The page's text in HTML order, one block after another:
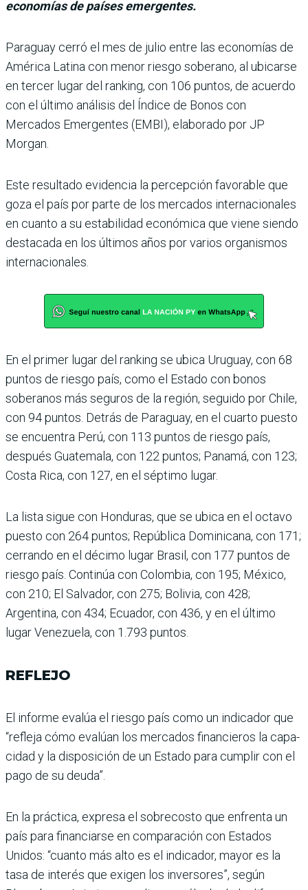
economías de países emergentes.
Paraguay cerró el mes de julio entre las eco­nomías de
América Latina con menor riesgo soberano, al ubicarse
en ter­cer lugar del ranking, con 106 puntos, de acuerdo
con el último análisis del Índice de Bonos con
Mercados Emer­gentes (EMBI), elaborado por JP
Morgan.
Este resultado evidencia la percepción favorable que
goza el país por parte de los mercados internacionales
en cuanto a su estabilidad económica que viene siendo
destacada en los últimos años por varios organismos
inter­nacionales.
En el primer lugar del ran­king se ubica Uruguay, con 68
puntos de riesgo país, como el Estado con bonos
soberanos más seguros de la región, seguido por Chile,
con 94 puntos. Detrás de Para­guay, en el cuarto puesto
se encuentra Perú, con 113 pun­tos de riesgo país,
después Guatemala, con 122 puntos; Panamá, con 123;
Costa Rica, con 127, en el séptimo lugar.
La lista sigue con Hondu­ras, que se ubica en el octavo
puesto con 264 puntos; República Dominicana, con 171;
cerrando en el décimo lugar Brasil, con 177 puntos de
riesgo país. Continúa con Colombia, con 195; México,
con 210; El Salvador, con 275; Bolivia, con 428;
Argentina, con 434; Ecuador, con 436, y en el último
lugar Venezuela, con 1.793 puntos.
REFLEJO
El informe evalúa el riesgo país como un indicador que
“refleja cómo evalúan los mercados financieros la capa­
cidad y la disposición de un Estado para cumplir con el
pago de su deuda”.
En la práctica, expresa el sobrecosto que enfrenta un
país para financiarse en com­paración con Estados
Unidos: “cuanto más alto es el indica­dor, mayor es la
tasa de inte­rés que exigen los inversores”, según